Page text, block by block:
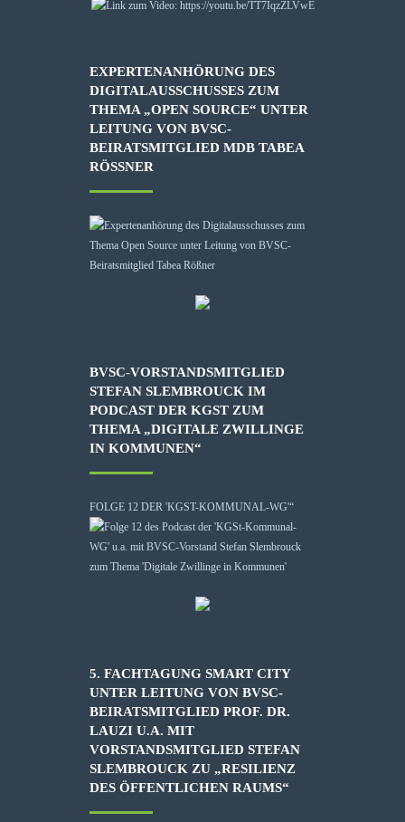
EXPERTENANHÖRUNG DES
DIGITALAUSSCHUSSES ZUM
THEMA „OPEN SOURCE“ UNTER
LEITUNG VON BVSC-
BEIRATSMITGLIED MDB TABEA
RÖSSNER
BVSC-VORSTANDSMITGLIED
STEFAN SLEMBROUCK IM
PODCAST DER KGST ZUM
THEMA „DIGITALE ZWILLINGE
IN KOMMUNEN“
FOLGE 12 DER 'KGST-KOMMUNAL-WG'“
5. FACHTAGUNG SMART CITY
UNTER LEITUNG VON BVSC-
BEIRATSMITGLIED PROF. DR.
LAUZI U.A. MIT
VORSTANDSMITGLIED STEFAN
SLEMBROUCK ZU „RESILIENZ
DES ÖFFENTLICHEN RAUMS“